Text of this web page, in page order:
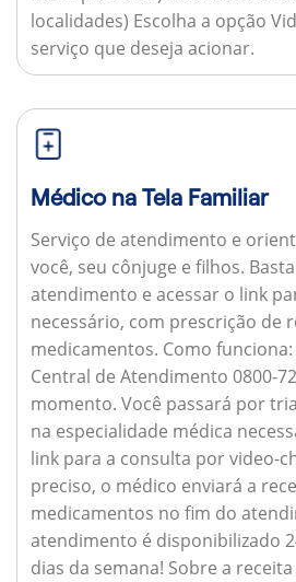
localidades) Escolha a opção
serviço que deseja acionar.
Médico na Tela Familiar
Serviço de atendimento e
você, seu cônjuge e filhos.
atendimento e acessar o link
necessário, com prescrição de
medicamentos. Como funciona:
Central de Atendimento 0800-
momento. Você passará por
na especialidade médica
link para a consulta por video-
preciso, o médico enviará a
medicamentos no fim do
atendimento é disponibilizado
dias da semana! Sobre a